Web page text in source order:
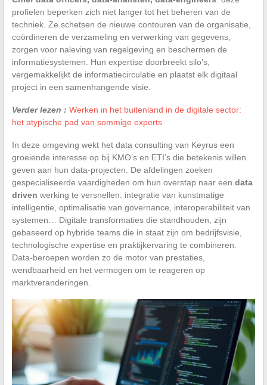
profielen beperken zich niet langer tot het beheren van de
techniek. Ze schetsen de nieuwe contouren van de organisatie,
coördineren de verzameling en verwerking van gegevens,
zorgen voor naleving van regelgeving en beschermen de
informatiesystemen. Hun expertise doorbreekt silo’s,
vergemakkelijkt de informatiecirculatie en plaatst elk digitaal
project in een samenhangende visie.
Verder lezen : Werken in het buitenland in de digitale sector:
het atypische pad van sommige experts
In deze omgeving wekt het data consulting van Keyrus een
groeiende interesse op bij KMO’s en ETI’s die betekenis willen
geven aan hun data-projecten. De afdelingen zoeken
gespecialiseerde vaardigheden om hun overstap naar een data
driven werking te versnellen: integratie van kunstmatige
intelligentie, optimalisatie van governance, interoperabiliteit van
systemen… Digitale transformaties die standhouden, zijn
gebaseerd op hybride teams die in staat zijn om bedrijfsvisie,
technologische expertise en praktijkervaring te combineren.
Data-beroepen worden zo de motor van prestaties,
wendbaarheid en het vermogen om te reageren op
marktveranderingen.